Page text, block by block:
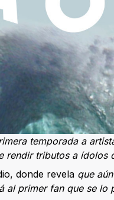
temporada a
rendir tributos a ídolos
donde revela que
al primer fan que se lo